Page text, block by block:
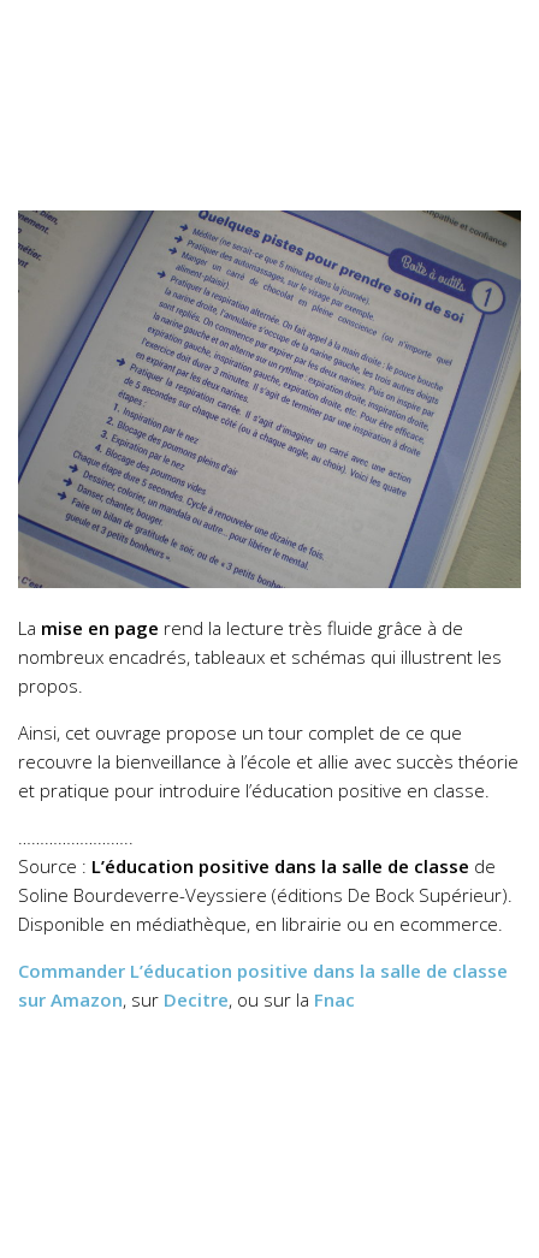
La mise en page rend la lecture très fluide grâce à de
nombreux encadrés, tableaux et schémas qui illustrent les
propos.
Ainsi, cet ouvrage propose un tour complet de ce que
recouvre la bienveillance à l’école et allie avec succès théorie
et pratique pour introduire l’éducation positive en classe.
Source : L’éducation positive dans la salle de classe de
Soline Bourdeverre-Veyssiere (éditions De Bock Supérieur).
Disponible en médiathèque, en librairie ou en ecommerce.
Commander L’éducation positive dans la salle de classe
sur Amazon, sur Decitre, ou sur la Fnac